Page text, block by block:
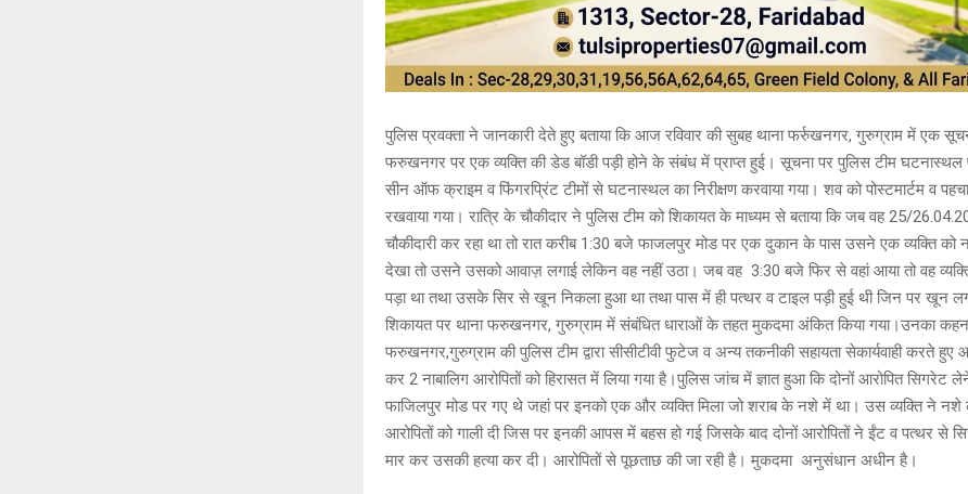
पुलिस प्रवक्ता ने जानकारी देते हुए बताया कि आज रविवार की सुबह थाना फर्रुखनगर, गुरुग्राम में एक
फरुखनगर पर एक व्यक्ति की डेड बॉडी पड़ी होने के संबंध में प्राप्त हुई। सूचना पर पुलिस टीम घटनास्थल
सीन ऑफ क्राइम व फिंगरप्रिंट टीमों से घटनास्थल का निरीक्षण करवाया गया। शव को पोस्टमार्टम व
रखवाया गया। रात्रि के चौकीदार ने पुलिस टीम को शिकायत के माध्यम से बताया कि जब वह 25/
चौकीदारी कर रहा था तो रात करीब 1:30 बजे फाजलपुर मोड पर एक दुकान के पास उसने एक व्यक्ति को
देखा तो उसने उसको आवाज़ लगाई लेकिन वह नहीं उठा। जब वह 3:30 बजे फिर से वहां आया तो वह
पड़ा था तथा उसके सिर से खून निकला हुआ था तथा पास में ही पत्थर व टाइल पड़ी हुई थी जिन पर खून
शिकायत पर थाना फरुखनगर, गुरुग्राम में संबंधित धाराओं के तहत मुकदमा अंकित किया गया।उनका
फरुखनगर,गुरुग्राम की पुलिस टीम द्वारा सीसीटीवी फुटेज व अन्य तकनीकी सहायता सेकार्यवाही करते हुए
कर 2 नाबालिग आरोपितों को हिरासत में लिया गया है।पुलिस जांच में ज्ञात हुआ कि दोनों आरोपित सिगरेट
फाजिलपुर मोड पर गए थे जहां पर इनको एक और व्यक्ति मिला जो शराब के नशे में था। उस व्यक्ति ने नशे
आरोपितों को गाली दी जिस पर इनकी आपस में बहस हो गई जिसके बाद दोनों आरोपितों ने ईंट व पत्थर से
मार कर उसकी हत्या कर दी। आरोपितों से पूछताछ की जा रही है। मुकदमा अनुसंधान अधीन है।